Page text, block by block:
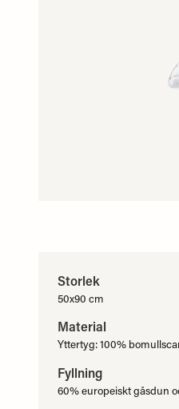
Storlek
50x90 cm
Material
Yttertyg: 100%
Fyllning
60% europeiskt gåsdun